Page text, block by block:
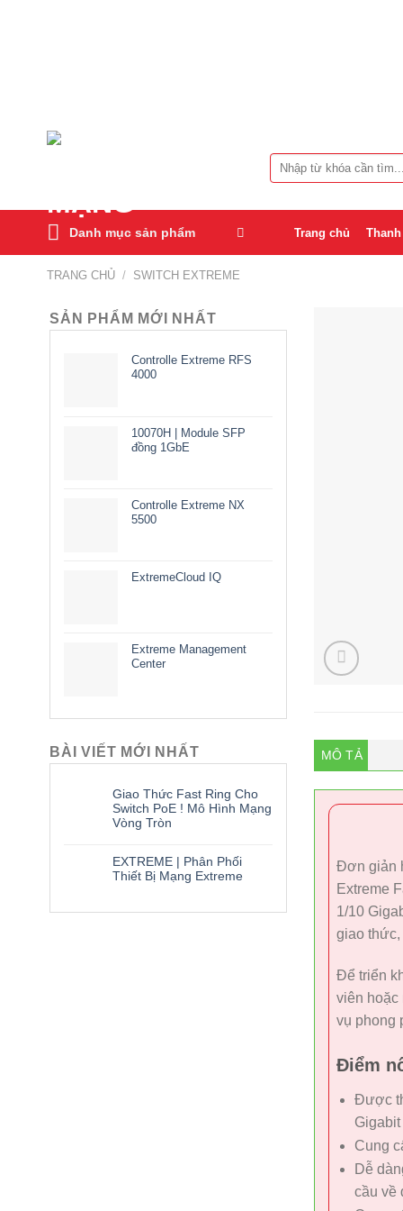
Tìm
kiếm:
Danh mục sản phẩm Trang chủ
TRANG CHỦ / SWITCH EXTREME
SẢN PHẨM MỚI NHẤT
Controlle Extreme RFS
4000
10070H | Module SFP
đồng 1GbE
Controlle Extreme NX
5500
ExtremeCloud IQ
Extreme Management
Center
BÀI VIẾT MỚI NHẤT
Giao Thức Fast Ring Cho
Switch PoE ! Mô Hình Mạng
Vòng Tròn
EXTREME | Phân Phối
Thiết Bị Mạng Extreme
MÔ TẢ
Đơn giản
Extreme
1/10
giao thức,
Để triển
viên hoặc
vụ phong
Điểm
Được
Cung
Dễ
cầu về